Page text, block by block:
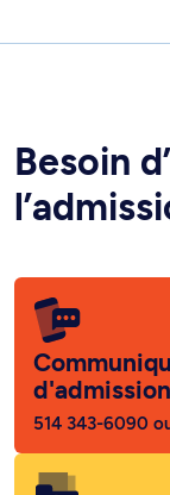
d'admission
514 343-6090